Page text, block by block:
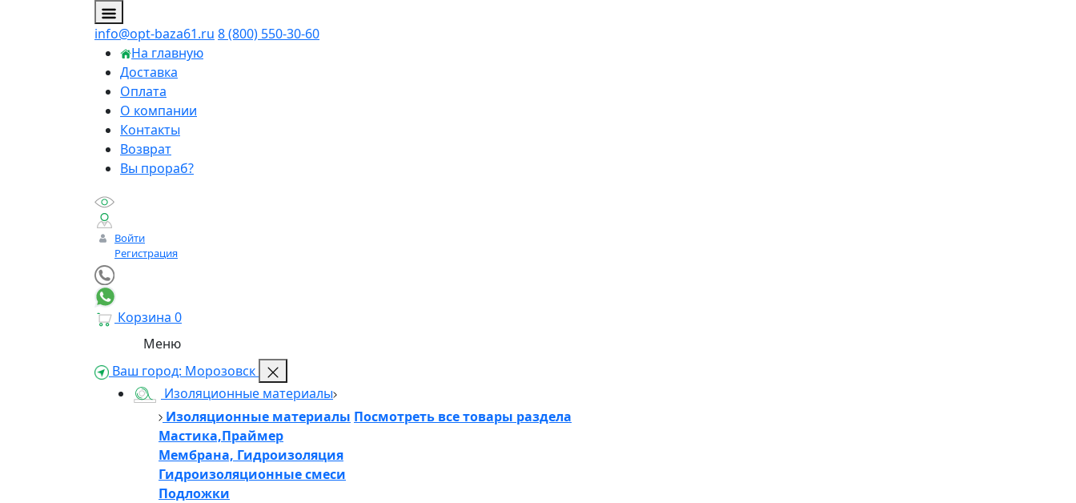
info@opt-baza61.ru 8 (800) 550-30-60
На главную
Доставка
Оплата
О компании
Контакты
Возврат
Вы прораб?
Войти
Регистрация
Корзина 0
Меню
Ваш город: Морозовск
Изоляционные материалы
Изоляционные материалы Посмотреть все товары раздела
Мастика,Праймер
Мембрана, Гидроизоляция
Гидроизоляционные смеси
Подложки